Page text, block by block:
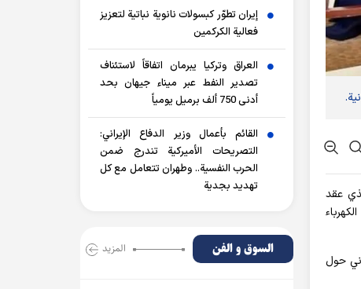
عقد
تم بحث مشروع شراء 104 ميغاوات من الكهرباء
حول
إيران تطوّر كبسولات نانوية نباتية لتعزيز
فعالية الكركمين
العراق وتركيا يبرمان اتفاقاً لاستئناف
تصدير النفط عبر ميناء جيهان بحد
أدنى 750 ألف برميل يومياً
القائم بأعمال وزير الدفاع الإيراني:
التصريحات الأميركية تندرج ضمن
الحرب النفسية.. وطهران تتعامل مع كل
تهديد بجدية
السوق و الفن المزید